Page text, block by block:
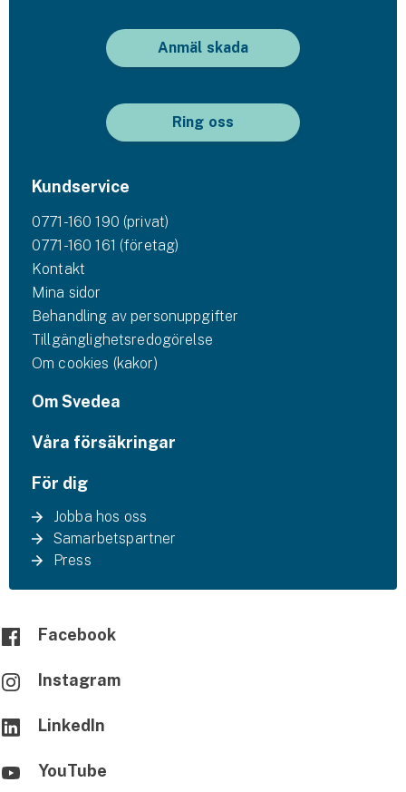
Anmäl skada
Ring oss
Kundservice
0771-160 190 (privat)
0771-160 161 (företag)
Kontakt
Mina sidor
Behandling av personuppgifter
Tillgänglighetsredogörelse
Om cookies (kakor)
Om Svedea
Våra försäkringar
För dig
Jobba hos oss
Samarbetspartner
Press
Facebook
Instagram
LinkedIn
YouTube